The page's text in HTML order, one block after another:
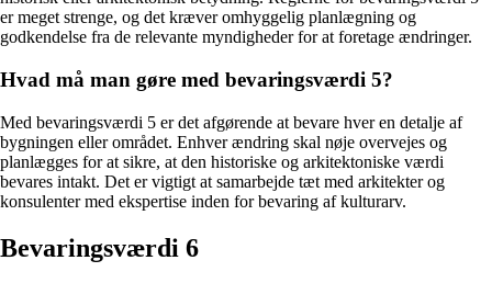
er meget strenge, og det kræver omhyggelig planlægning og
godkendelse fra de relevante myndigheder for at foretage ændringer.
Hvad må man gøre med bevaringsværdi 5?
Med bevaringsværdi 5 er det afgørende at bevare hver en detalje af
bygningen eller området. Enhver ændring skal nøje overvejes og
planlægges for at sikre, at den historiske og arkitektoniske værdi
bevares intakt. Det er vigtigt at samarbejde tæt med arkitekter og
konsulenter med ekspertise inden for bevaring af kulturarv.
Bevaringsværdi 6